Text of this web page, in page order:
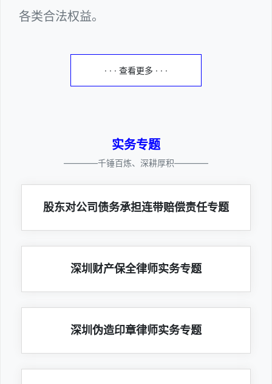
各类合法权益。
· · · 查看更多 · · ·
实务专题
————千锤百炼、深耕厚积————
股东对公司债务承担连带赔偿责任专题
深圳财产保全律师实务专题
深圳伪造印章律师实务专题